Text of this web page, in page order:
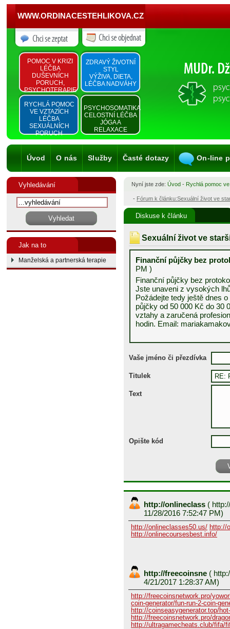
WWW.ORDINACESTEHLIKOVA.CZ
POMOC V KRIZI
LÉČBA
DUŠEVNÍCH
PORUCH,
PSYCHOTERAPIE
ZDRAVÝ ŽIVOTNÍ
STYL
VÝŽIVA, DIETA,
LÉČBA NADVÁHY
RYCHLÁ POMOC
VE VZTAZÍCH
LÉČBA
SEXUÁLNÍCH
PORUCH
PSYCHOSOMATIKA
CELOSTNÍ LÉČBA
JÓGA A
RELAXACE
Úvod O nás Služby Časté dotazy On-line
Vyhledávání
Jak na to
Manželská a partnerská terapie
Nyní jste zde: Úvod - Rychlá pomoc
- Fórum k článku:Sexuální život ve
Diskuse k článku
Sexuální život ve
Finanční půjčky bez
PM )
Finanční půjčky bez
Jste unaveni z vysokých
Požádejte tedy ještě dnes
půjčky od 50 000 Kč do 30
vztahy a zaručená
hodin. Email:
Vaše jméno či přezdívka
Titulek
Text
Opište kód
http://onlineclass (
11/28/2016 7:52:47 PM)
http://onlineclasses50.us/ http://
http://onlinecoursesbest.info/
http://freecoinsne (
4/21/2017 1:28:37 AM)
http://freecoinsnetwork.pro/
coin-generator/fun-run-2-coin-
http://coinseasygenerator.top/
http://freecoinsnetwork.pro/
http://ultragamecheats.club/fifa/